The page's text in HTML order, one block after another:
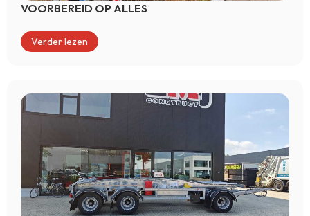
VOORBEREID OP ALLES
Verder lezen